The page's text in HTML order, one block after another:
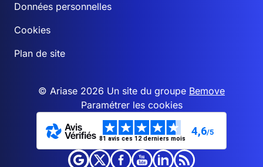
Données personnelles
Cookies
Plan de site
© Ariase 2026 Un site du groupe Bemove
Paramétrer les cookies
81 avis ces 12 derniers mois
4,6/5